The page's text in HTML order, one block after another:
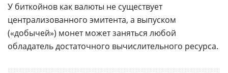
У биткойнов как валюты не существует
централизованного эмитента, а выпуском
(«добычей») монет может заняться любой
обладатель достаточного вычислительного ресурса.